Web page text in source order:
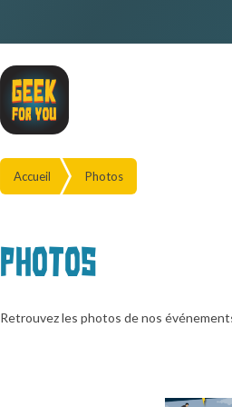
Accueil Photos
Photos
Retrouvez les photos de nos